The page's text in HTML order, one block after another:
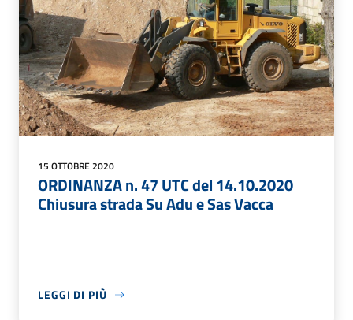
15 OTTOBRE 2020
ORDINANZA n. 47 UTC del 14.10.2020
Chiusura strada Su Adu e Sas Vacca
LEGGI DI PIÙ